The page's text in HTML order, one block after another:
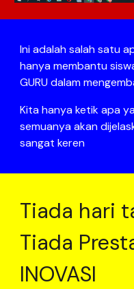
Ini adalah salah satu
hanya membantu
GURU dalam
Kita hanya ketik apa
semuanya akan
sangat keren
Tiada hari
Tiada
INOVASI